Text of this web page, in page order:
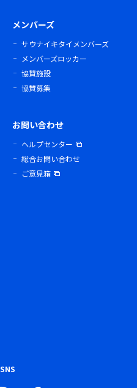
メンバーズ
サウナイキタイメンバーズ
メンバーズロッカー
協賛施設
協賛募集
お問い合わせ
ヘルプセンター
総合お問い合わせ
ご意見箱